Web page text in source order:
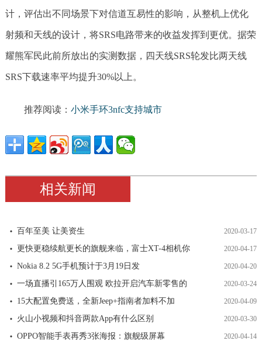
计，评估出不同场景下对信道互易性的影响，从整机上优化
射频和天线的设计，将SRS电路带来的收益发挥到更优。据荣
耀熊军民此前所放出的实测数据，四天线SRS轮发比两天线
SRS下载速率平均提升30%以上。
推荐阅读： 小米手环3nfc支持城市
相关新闻
百年至美 让美资生 2020-03-17
更快更稳续航更长的旗舰来临，富士XT-4相机你 2020-04-17
Nokia 8.2 5G手机预计于3月19日发 2020-04-20
一场直播引165万人围观 欧拉开启汽车新零售的 2020-03-24
15大配置免费送，全新Jeep+指南者加料不加 2020-04-09
火山小视频和抖音两款App有什么区别 2020-03-30
OPPO智能手表再秀3张海报：旗舰级屏幕 2020-04-14